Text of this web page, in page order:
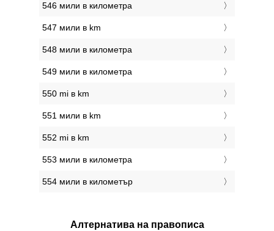
546 мили в километра
547 мили в km
548 мили в километра
549 мили в километра
550 mi в km
551 мили в km
552 mi в km
553 мили в километра
554 мили в километър
Алтернатива на правописа